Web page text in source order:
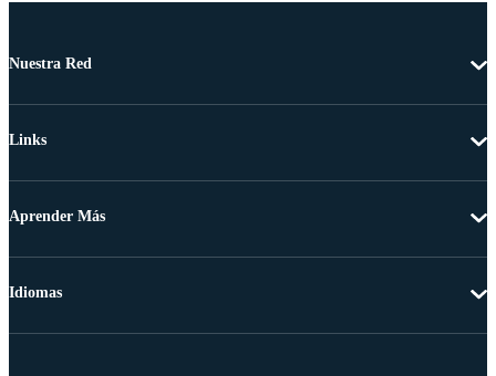
Nuestra Red
Links
Aprender Más
Idiomas